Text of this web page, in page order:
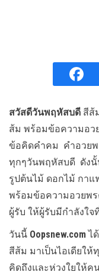
สวัสดีวันพฤหัสบดี สีส้
ส้ม พร้อมข้อความอว
ข้อคิดคำคม คำอวย
ทุกๆวันพฤหัสบดี ดังนั้
รูปต้นไม้ ดอกไม้ กาแ
พร้อมข้อความอวยพ
ผู้รับ ให้ผู้รับมีกำลังใ
วันนี้ Oopsnew.comไ
สีส้ม มาเป็นไอเดียใ
คิดถึงและห่วงใยให้ค